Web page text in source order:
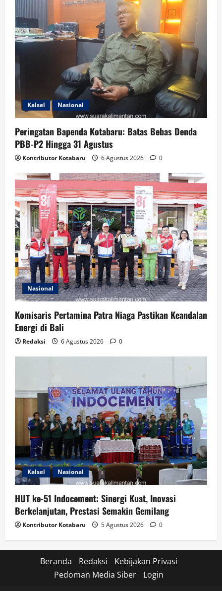
Kalsel Nasional
Peringatan Bapenda Kotabaru: Batas Bebas Denda
PBB-P2 Hingga 31 Agustus
Kontributor Kotabaru 6 Agustus 2026 0
Nasional
Komisaris Pertamina Patra Niaga Pastikan Keandalan
Energi di Bali
Redaksi 6 Agustus 2026 0
Kalsel Nasional
HUT ke-51 Indocement: Sinergi Kuat, Inovasi
Berkelanjutan, Prestasi Semakin Gemilang
Kontributor Kotabaru 5 Agustus 2026 0
Beranda Redaksi
Kebijakan Privasi
Pedoman Media Siber
Login